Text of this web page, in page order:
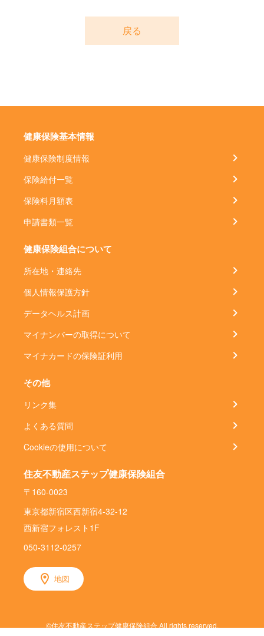
戻る
健康保険基本情報
健康保険制度情報
保険給付一覧
保険料月額表
申請書類一覧
健康保険組合について
所在地・連絡先
個人情報保護方針
データヘルス計画
マイナンバーの取得について
マイナカードの保険証利用
その他
リンク集
よくある質問
Cookieの使用について
住友不動産ステップ健康保険組合
〒160-0023
東京都新宿区西新宿4-32-12
西新宿フォレスト1F
050-3112-0257
地図
©住友不動産ステップ健康保険組合 All rights reserved.